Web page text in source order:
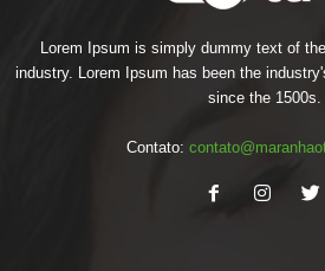
Lorem Ipsum is simply dummy text of
industry. Lorem Ipsum has been the
since the 1500s.
Contato: